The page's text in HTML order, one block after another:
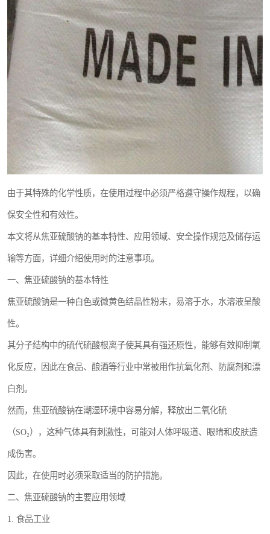
由于其特殊的化学性质，在使用过程中必须严格遵守操作规程，以确
保安全性和有效性。
本文将从焦亚硫酸钠的基本特性、应用领域、安全操作规范及储存运
输等方面，详细介绍使用时的注意事项。
一、焦亚硫酸钠的基本特性
焦亚硫酸钠是一种白色或微黄色结晶性粉末，易溶于水，水溶液呈酸
性。
其分子结构中的硫代硫酸根离子使其具有强还原性，能够有效抑制氧
化反应，因此在食品、酿酒等行业中常被用作抗氧化剂、防腐剂和漂
白剂。
然而，焦亚硫酸钠在潮湿环境中容易分解，释放出二氧化硫
（SO₂），这种气体具有刺激性，可能对人体呼吸道、眼睛和皮肤造
成伤害。
因此，在使用时必须采取适当的防护措施。
二、焦亚硫酸钠的主要应用领域
1. 食品工业